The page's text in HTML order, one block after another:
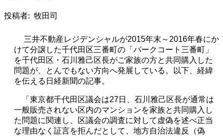
投稿者: 牧田司
三井不動産レジデンシャルが2015年末～ 2016年春にか
けて分譲した千代田区三番町の「パークコート三番町」
を千代田区・石川雅己区長がご家族の方と共同購入した
問題が、とんでもない方向へ発展している。以下、経緯
を伝える日経新聞の記事。
「東京都千代田区議会は27日、石川雅己区長が通常は
一般販売されない区内のマンションを家族と共同購入し
た問題に関連し、区議会の調査に対して虚偽を述べ正当
な理由なく証言を拒んだとして、地方自治法違反（偽